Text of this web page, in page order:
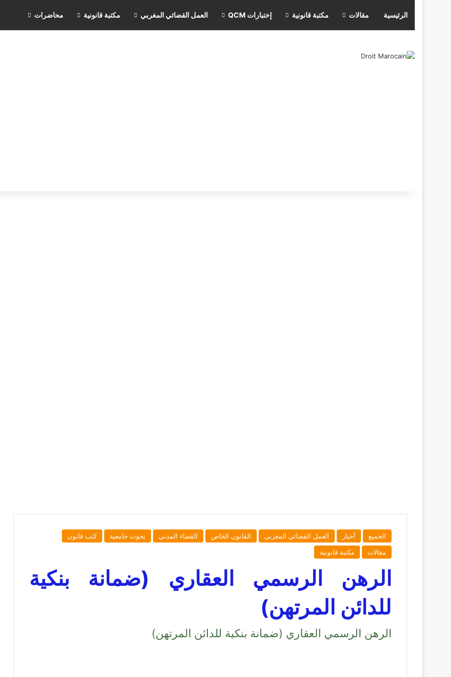
الرئيسية مقالات مكتبة قانونية إختبارات QCM العمل القضائي المغربي مكتبة قانونية محاضرات
الجميع أخبار العمل القضائي المغربي القانون الخاص القضاء المدني بحوث جامعية
كتب قانون
مقالات
مكتبة قانونية
الرهن الرسمي العقاري (ضمانة بنكية
للدائن المرتهن)
الرهن الرسمي العقاري (ضمانة بنكية للدائن المرتهن)